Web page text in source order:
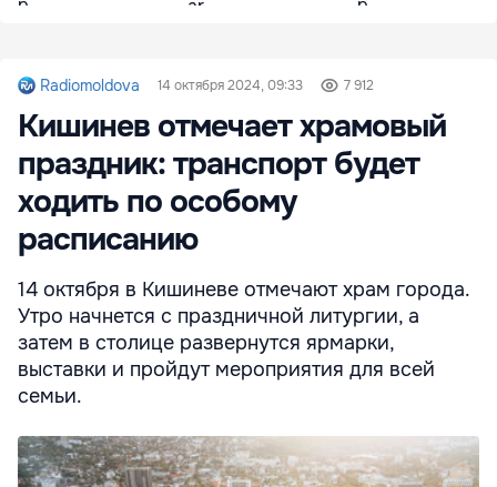
Radiomoldova 14 октября 2024, 09:33 7 912
Кишинев отмечает храмовый
праздник: транспорт будет
ходить по особому
расписанию
14 октября в Кишиневе отмечают храм города.
Утро начнется с праздничной литургии, а
затем в столице развернутся ярмарки,
выставки и пройдут мероприятия для всей
семьи.